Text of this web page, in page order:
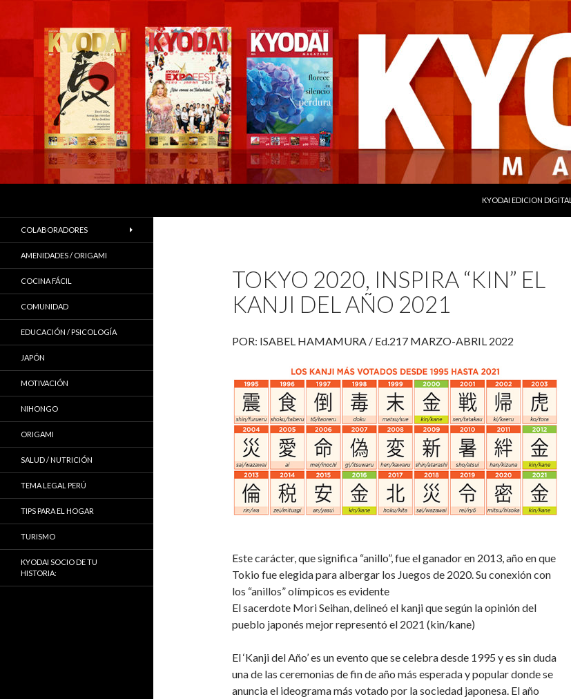
KYODAI EDICION DIGITAL
TOKYO 2020, INSPIRA “KIN” EL
KANJI DEL AÑO 2021
POR: ISABEL HAMAMURA / Ed.217 MARZO-ABRIL 2022
Este carácter, que significa “anillo”, fue el ganador en 2013, año en que
Tokio fue elegida para albergar los Juegos de 2020. Su conexión con
los “anillos” olímpicos es evidente
El sacerdote Mori Seihan, delineó el kanji que según la opinión del
pueblo japonés mejor representó el 2021 (kin/kane)
El ‘Kanji del Año’ es un evento que se celebra desde 1995 y es sin duda
una de las ceremonias de fin de año más esperada y popular donde se
anuncia el ideograma más votado por la sociedad japonesa. El año
COLABORADORES
AMENIDADES / ORIGAMI
COCINA FÁCIL
COMUNIDAD
EDUCACIÓN / PSICOLOGÍA
JAPÓN
MOTIVACIÓN
NIHONGO
ORIGAMI
SALUD / NUTRICIÓN
TEMA LEGAL PERÚ
TIPS PARA EL HOGAR
TURISMO
KYODAI SOCIO DE TU
HISTORIA: